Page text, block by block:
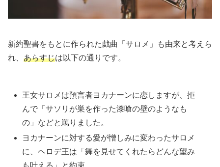
新約聖書をもとに作られた戯曲「サロメ」も由来と考えら
れ、 あらすじは以下の通りです。
王女サロメは預言者ヨカナーンに恋しますが、拒
んで「サソリが巣を作った漆喰の壁のようなも
の」などと罵りました。
ヨカナーンに対する愛が憎しみに変わったサロメ
に、ヘロデ王は「舞を見せてくれたらどんな望み
も叶える」と約束。